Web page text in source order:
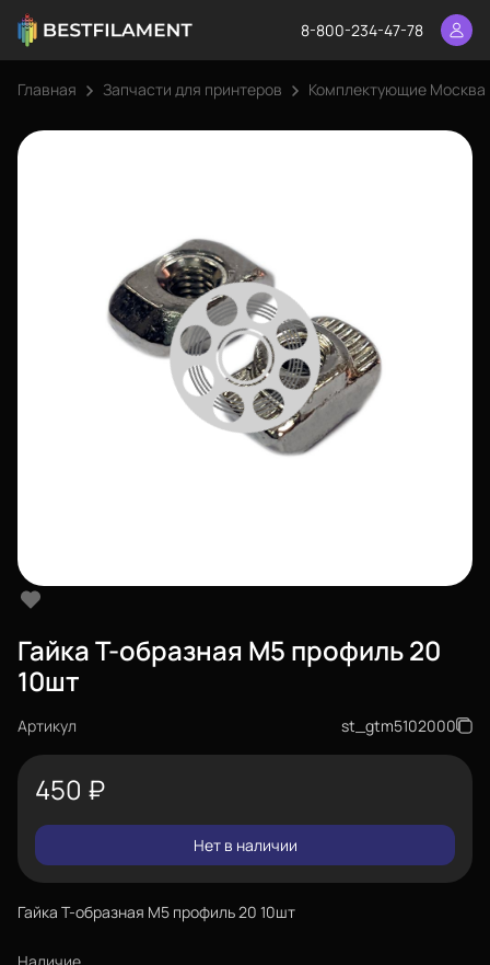
8-800-234-47-78
Главная Запчасти для принтеров Комплектующие Москва
Гайка Т-образная М5 профиль 20
10шт
Артикул st_gtm5102000
450 ₽
Нет в наличии
Гайка Т-образная М5 профиль 20 10шт